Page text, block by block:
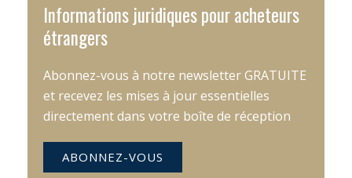
Informations juridiques pour acheteurs
étrangers
Abonnez-vous à notre newsletter GRATUITE
et recevez les mises à jour essentielles
directement dans votre boîte de réception
ABONNEZ-VOUS